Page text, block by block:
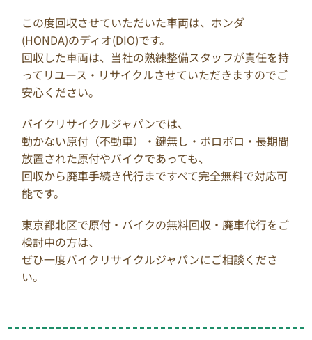
この度回収させていただいた車両は、ホンダ
(HONDA)のディオ(DIO)です。
回収した車両は、当社の熟練整備スタッフが責任を持
ってリユース・リサイクルさせていただきますのでご
安心ください。
バイクリサイクルジャパンでは、
動かない原付（不動車）・鍵無し・ボロボロ・長期間
放置された原付やバイクであっても、
回収から廃車手続き代行まですべて完全無料で対応可
能です。
東京都北区で原付・バイクの無料回収・廃車代行をご
検討中の方は、
ぜひ一度バイクリサイクルジャパンにご相談くださ
い。